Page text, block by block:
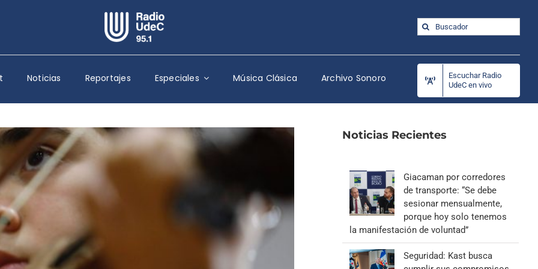
Escuchar Radio UdeC en vivo
Quiénes Somos
Programación
Podcast
Noticias
Reportajes
Buscar:
Noticias Reportajes Especiales Música Clásica Archivo Sonoro
Escuchar Radio
UdeC en vivo
Noticias Recientes
Giacaman por corredores
de transporte: “Se debe
sesionar mensualmente,
porque hoy solo tenemos
la manifestación de voluntad”
Seguridad: Kast busca